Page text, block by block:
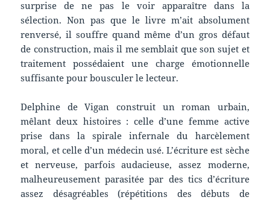
surprise de ne pas le voir apparaître dans la
sélection. Non pas que le livre m’ait absolument
renversé, il souffre quand même d’un gros défaut
de construction, mais il me semblait que son sujet et
traitement possédaient une charge émotionnelle
suffisante pour bousculer le lecteur.
Delphine de Vigan construit un roman urbain,
mêlant deux histoires : celle d’une femme active
prise dans la spirale infernale du harcèlement
moral, et celle d’un médecin usé. L’écriture est sèche
et nerveuse, parfois audacieuse, assez moderne,
malheureusement parasitée par des tics d’écriture
assez désagréables (répétitions des débuts de